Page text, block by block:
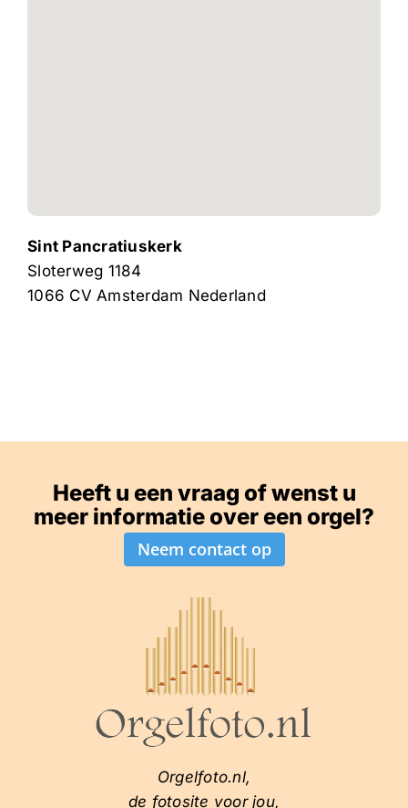
Sint Pancratiuskerk
Sloterweg 1184
1066 CV Amsterdam Nederland
Heeft u een vraag of wenst u
meer informatie over een orgel?
Neem contact op
Orgelfoto.nl,
de fotosite voor jou,